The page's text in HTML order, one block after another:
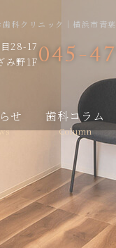
科クリニック｜横浜市青
28-17
み野1F045-
せ 歯科コラム
Column